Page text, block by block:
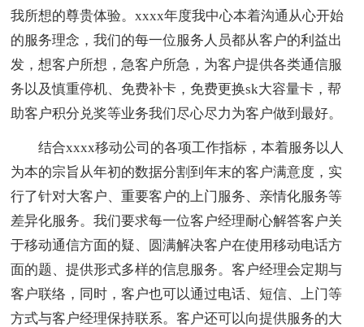
我所想的尊贵体验。xxxx年度我中心本着沟通从心开始
的服务理念，我们的每一位服务人员都从客户的利益出
发，想客户所想，急客户所急，为客户提供各类通信服
务以及慎重停机、免费补卡，免费更换sk大容量卡，帮
助客户积分兑奖等业务我们尽心尽力为客户做到最好。
结合xxxx移动公司的各项工作指标，本着服务以人
为本的宗旨从年初的数据分割到年末的客户满意度，实
行了针对大客户、重要客户的上门服务、亲情化服务等
差异化服务。我们要求每一位客户经理耐心解答客户关
于移动通信方面的疑、圆满解决客户在使用移动电话方
面的题、提供形式多样的信息服务。客户经理会定期与
客户联络，同时，客户也可以通过电话、短信、上门等
方式与客户经理保持联系。客户还可以向提供服务的大